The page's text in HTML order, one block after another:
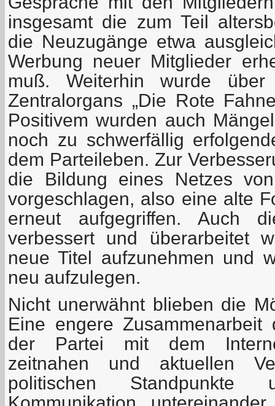
insgesamt die zum Teil
die Neuzugänge etwa
Werbung neuer Mitglieder
muß. Weiterhin wurde
Zentralorgans „Die Rote
Positivem wurden auch
noch zu schwerfällig
dem Parteileben. Zur
die Bildung eines Netzes von
vorgeschlagen, also eine alte
erneut aufgegriffen. Auch
verbessert und überarbeitet
neue Titel aufzunehmen und
neu aufzulegen.
Nicht unerwähnt blieben die
Eine engere
der Partei mit dem
zeitnahen und aktuellen
politischen